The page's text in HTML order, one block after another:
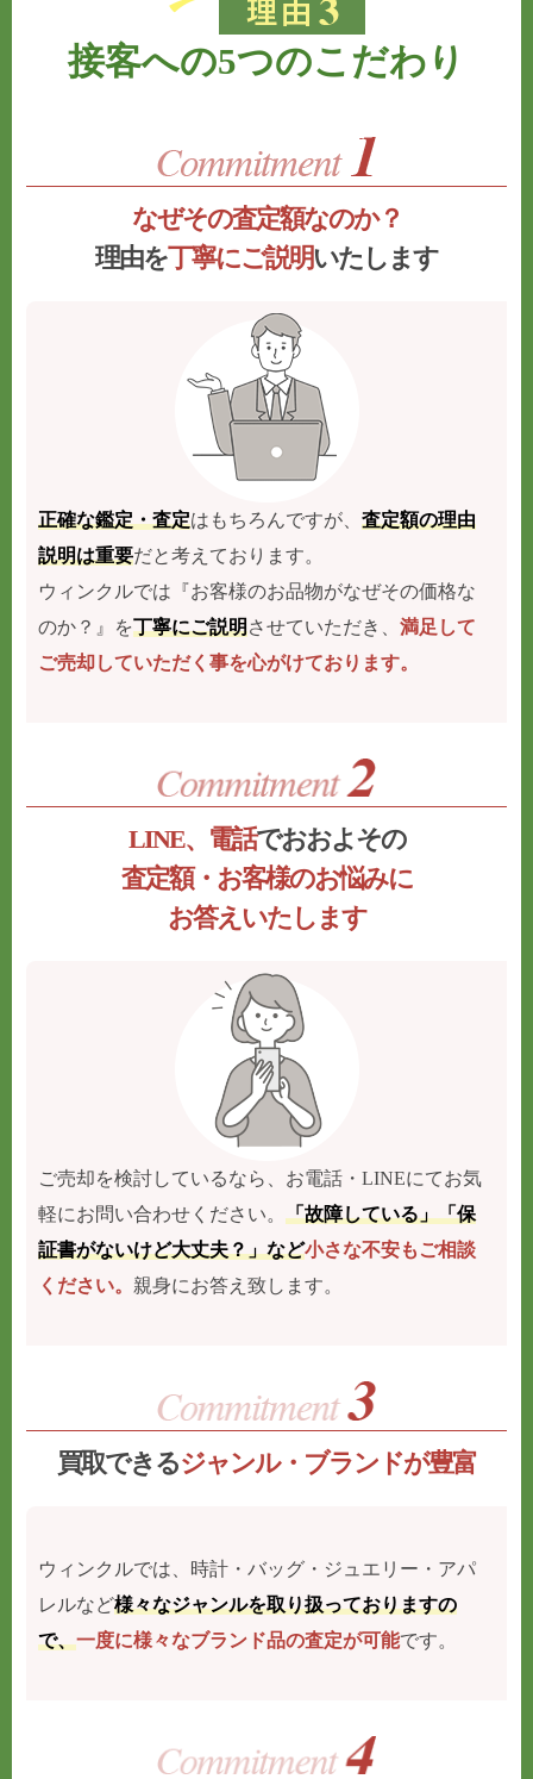
接客への5つのこだわり
なぜその査定額なのか？
理由を丁寧にご説明いたします
正確な鑑定・査定はもちろんですが、査定額の理由
説明は重要だと考えております。
ウィンクルでは『お客様のお品物がなぜその価格な
のか？』を丁寧にご説明させていただき、満足して
ご売却していただく事を心がけております。
LINE、電話でおおよその
査定額・お客様のお悩みに
お答えいたします
ご売却を検討しているなら、お電話・LINEにてお気
軽にお問い合わせください。「故障している」「保
証書がないけど大丈夫？」など小さな不安もご相談
ください。親身にお答え致します。
買取できるジャンル・ブランドが豊富
ウィンクルでは、時計・バッグ・ジュエリー・アパ
レルなど様々なジャンルを取り扱っておりますの
で、一度に様々なブランド品の査定が可能です。